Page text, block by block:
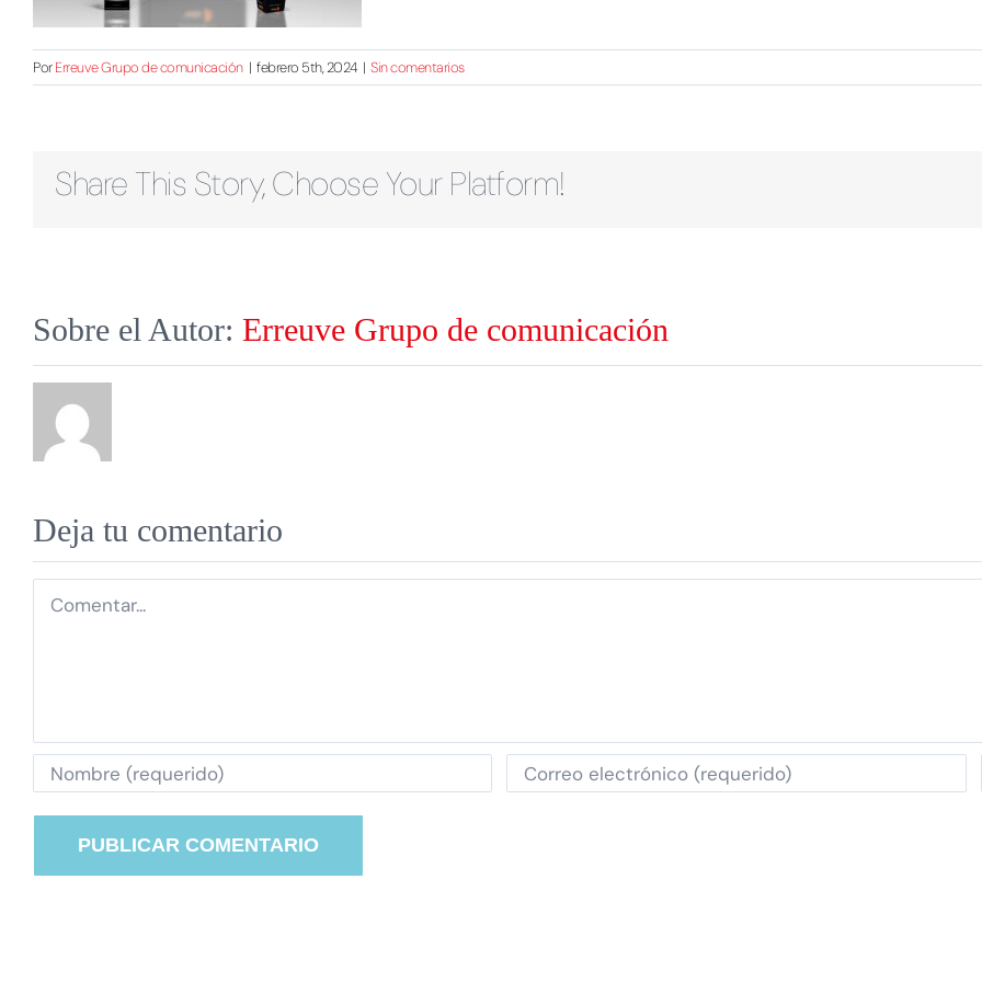
PorErreuve Grupo de comunicación | febrero 5th, 2024 | Sin comentarios
Share This Story, Choose Your Platform!
Sobre el Autor: Erreuve Grupo de comunicación
Deja tu comentario
Comentar